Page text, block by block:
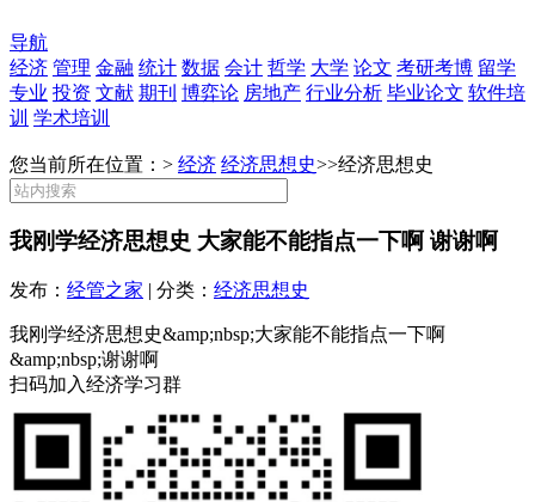
导航
经济 管理 金融 统计 数据 会计 哲学 大学 论文 考研考博 留学
专业 投资 文献 期刊 博弈论 房地产 行业分析 毕业论文 软件培
训 学术培训
您当前所在位置：> 经济 经济思想史>>经济思想史
我刚学经济思想史 大家能不能指点一下啊 谢谢啊
发布： 经管之家 | 分类： 经济思想史
我刚学经济思想史&amp;nbsp;大家能不能指点一下啊
&amp;nbsp;谢谢啊
扫码加入经济学习群